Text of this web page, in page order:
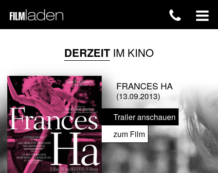
DERZEITIM KINO
FRANCES HA
(13.09.2013)
Trailer anschauen
zum Film